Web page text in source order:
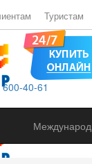
Туристам
40-61